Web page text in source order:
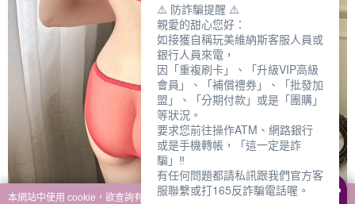
本網站中使用 cookie，欲查詢有關本網站使用 cookie 方式之詳情，及若您不希
⚠️ 防詐騙提醒 ⚠️
親愛的甜心您好：
如接獲自稱玩美維納斯客服人員或
銀行人員來電，
因「重複刷卡」、「升級VIP高級
會員」、「補償禮券」、「批發加
盟」、「分期付款」或是「團購」
等狀況。
要求您前往操作ATM、網路銀行
或是手機轉帳，「這一定是詐
騙」‼️
有任何問題都請私訊跟我們官方客
服聯繫或打165反詐騙電話喔。